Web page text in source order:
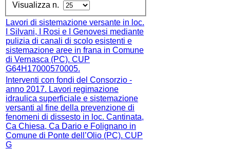
Visualizza n.
Lavori di sistemazione versante in loc.
I Silvani, I Rosi e I Genovesi mediante
pulizia di canali di scolo esistenti e
sistemazione aree in frana in Comune
di Vernasca (PC). CUP
G64H17000570005.
Interventi con fondi del Consorzio -
anno 2017. Lavori regimazione
idraulica superficiale e sistemazione
versanti al fine della prevenzione di
fenomeni di dissesto in loc. Cantinata,
Ca Chiesa, Ca Dario e Folignano in
Comune di Ponte dell’Olio (PC). CUP
G